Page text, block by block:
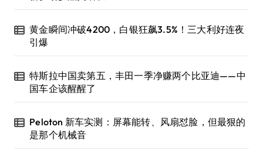
黄金瞬间冲破4200，白银狂飙3.5%！三大利好连夜
引爆
特斯拉中国卖第五，丰田一季净赚两个比亚迪——中
国车企该醒醒了
Peloton 新车实测：屏幕能转、风扇怼脸，但最狠的
是那个机械音